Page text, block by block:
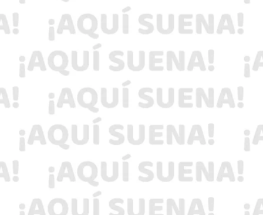
En el periodo reportado se alcanzó el 65 % de
recuperación en robo de vehículos, así como
el 94 % en efectividad evitando extorsiones